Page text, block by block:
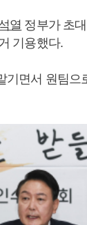
열 정부가 초
기용했다.
기면서 원팀으